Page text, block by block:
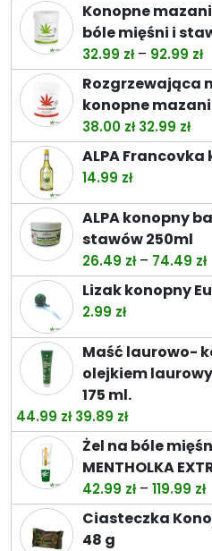
Konopne
bóle mięśni i
32.99 zł – 92.99 zł
Rozgrzewająca
konopne mazani
38.00 zł Pierwotna
cena
32.99 zł
ALPA Francovka
14.99 zł
ALPA konopny
stawów 250ml
26.49 zł – 74.49 zł
Lizak konopny
2.99 zł
Maść laurowo-
olejkiem
175 ml.
44.99 zł Pierwotna
cena
wynosiła:
44.99 zł.
39.89 złAktualna
cena
wynosi:
39.89 zł.
Żel na bóle
MENTHOLKA
42.99 zł – 119.99 zł
Ciasteczka
48 g